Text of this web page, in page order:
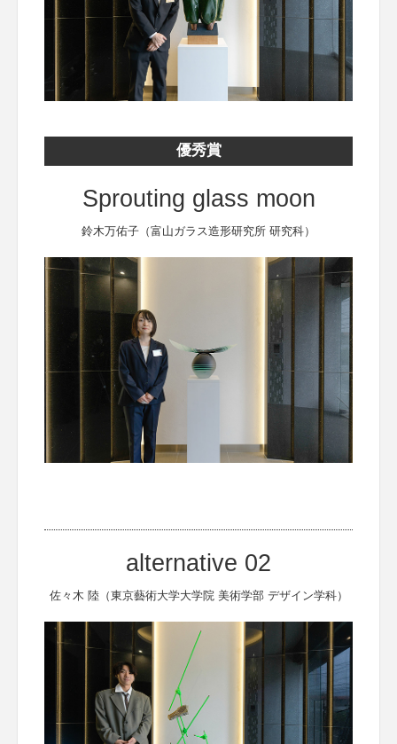
優秀賞
Sprouting glass moon
鈴木万佑子（富山ガラス造形研究所 研究科）
alternative 02
佐々木 陸（東京藝術大学大学院 美術学部 デザイン学科）